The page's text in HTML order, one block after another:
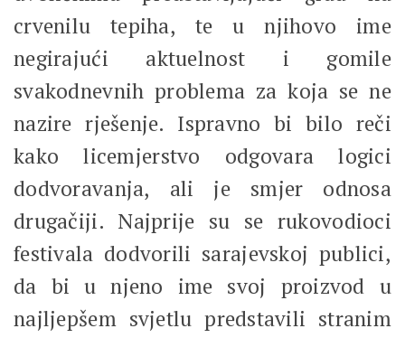
crvenilu tepiha, te u njihovo ime
negirajući aktuelnost i gomile
svakodnevnih problema za koja se ne
nazire rješenje. Ispravno bi bilo reči
kako licemjerstvo odgovara logici
dodvoravanja, ali je smjer odnosa
drugačiji. Najprije su se rukovodioci
festivala dodvorili sarajevskoj publici,
da bi u njeno ime svoj proizvod u
najljepšem svjetlu predstavili stranim